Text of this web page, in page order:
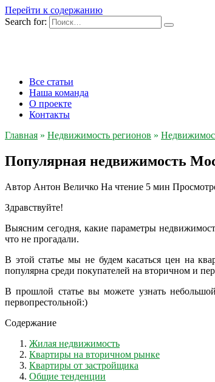
Перейти к содержанию
Search for:
Все статьи
Наша команда
О проекте
Контакты
Главная » Недвижимость регионов »
Популярная недвижимость
Автор Антон Величко На чтение 5 мин
Здравствуйте!
Выясним сегодня, какие параметры
что не прогадали.
В этой статье мы не будем касаться цен на
популярна среди покупателей на вторичном и
В прошлой статье вы можете узнать
первопрестольной:)
Содержание
Жилая недвижимость
Квартиры на вторичном рынке
Квартиры от застройщика
Общие тенденции